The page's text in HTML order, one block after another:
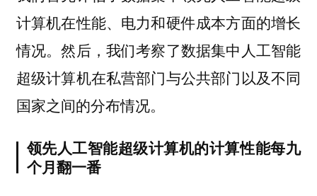
计算机在性能、电力和硬件成本方面的增长
情况。然后，我们考察了数据集中人工智能
超级计算机在私营部门与公共部门以及不同
国家之间的分布情况。
领先人工智能超级计算机的计算性能每九
个月翻一番